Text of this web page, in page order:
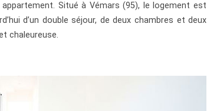
Situé à Vémars (95), le logement est
d’un double séjour, de deux chambres et deux
chaleureuse.